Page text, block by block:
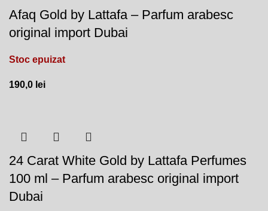
Afaq Gold by Lattafa – Parfum arabesc
original import Dubai
Stoc epuizat
190,0 lei
24 Carat White Gold by Lattafa Perfumes
100 ml – Parfum arabesc original import
Dubai